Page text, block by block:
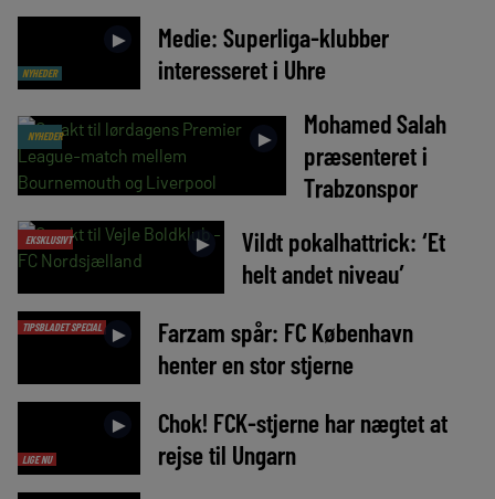
NYHEDER
►
Medie: Superliga-klubber
interesseret i Uhre
NYHEDER ►
Mohamed Salah
præsenteret i
Trabzonspor
EKSKLUSIVT ►
Vildt pokalhattrick: ‘Et
helt andet niveau’
TIPSBLADET SPECIAL ►
Farzam spår: FC København
henter en stor stjerne
LIGE NU
►
Chok! FCK-stjerne har nægtet at
rejse til Ungarn